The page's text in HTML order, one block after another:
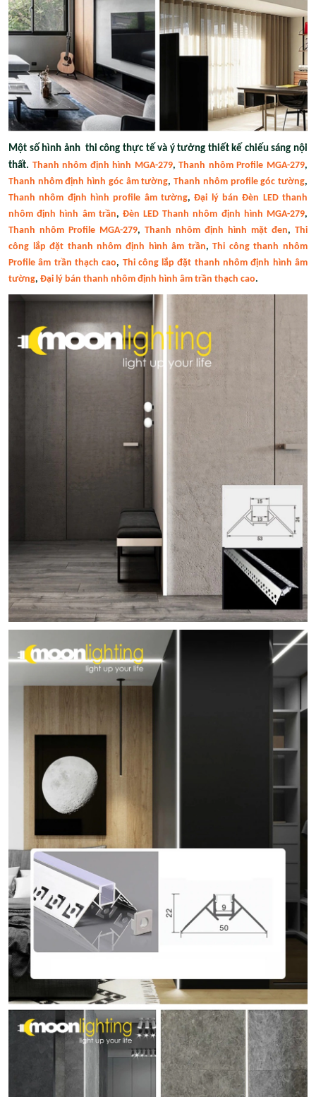
Một số hình ảnh thi công thực tế và ý tưởng thiết kế chiếu sáng nội
thất. Thanh nhôm định hình MGA-279,Thanh nhôm Profile MGA-279,
Thanh nhôm định hình góc âm tường,Thanh nhôm profile góc tường,
Thanh nhôm định hình profile âm tường,Đại lý bán Đèn LED thanh
nhôm định hình âm trần, Đèn LED Thanh nhôm định hình MGA-279,
Thanh nhôm Profile MGA-279, Thanh nhôm định hình mặt đen, Thi
công lắp đặt thanh nhôm định hình âm trần,Thi công thanh nhôm
Profile âm trần thạch cao, Thi công lắp đặt thanh nhôm định hình âm
tường, Đại lý bán thanh nhôm định hình âm trần thạch cao.